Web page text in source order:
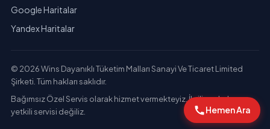
Google Haritalar
Yandex Haritalar
© 2026 Wins Dayanıklı Tüketim Malları Sanayi Ve Ticaret Limited
Şirketi. Tüm hakları saklıdır.
Bağımsız Özel Servis olarak hizmet vermekteyiz. İlgili markaların
yetkili servisi değiliz.
Hemen Ara